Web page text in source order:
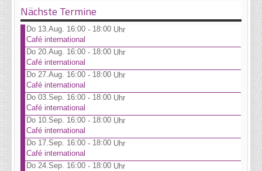
Nächste Termine
Do 13.Aug. 16:00 - 18:00 Uhr
Café international
Do 20.Aug. 16:00 - 18:00 Uhr
Café international
Do 27.Aug. 16:00 - 18:00 Uhr
Café international
Do 03.Sep. 16:00 - 18:00 Uhr
Café international
Do 10.Sep. 16:00 - 18:00 Uhr
Café international
Do 17.Sep. 16:00 - 18:00 Uhr
Café international
Do 24.Sep. 16:00 - 18:00 Uhr